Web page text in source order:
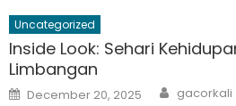
Uncategorized
Inside Look: Sehari
Limbangan
Posted
on
December 20, 2025 Author
gacorkali